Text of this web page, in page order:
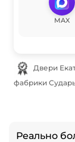
MAX
фабрики
Реально